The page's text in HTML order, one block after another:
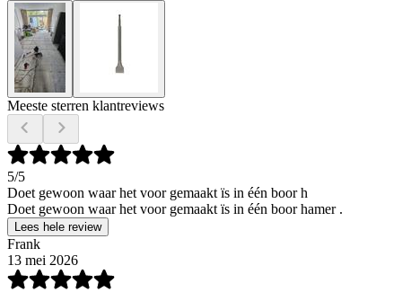
Meeste sterren klantreviews
5/5
Doet gewoon waar het voor gemaakt ïs in één boor h
Doet gewoon waar het voor gemaakt ïs in één boor hamer .
Lees hele review
Frank
13 mei 2026